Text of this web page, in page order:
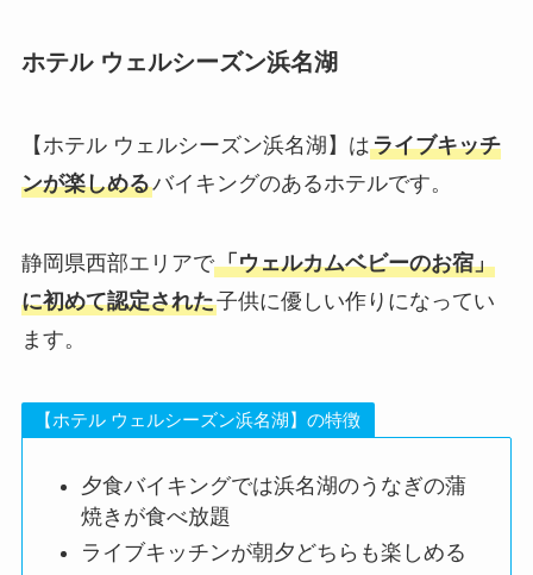
ホテル ウェルシーズン浜名湖
【ホテル ウェルシーズン浜名湖】はライブキッチ
ンが楽しめるバイキングのあるホテルです。
静岡県西部エリアで「ウェルカムベビーのお宿」
に初めて認定された子供に優しい作りになってい
ます。
【ホテル ウェルシーズン浜名湖】の特徴
夕食バイキングでは浜名湖のうなぎの蒲
焼きが食べ放題
ライブキッチンが朝夕どちらも楽しめる